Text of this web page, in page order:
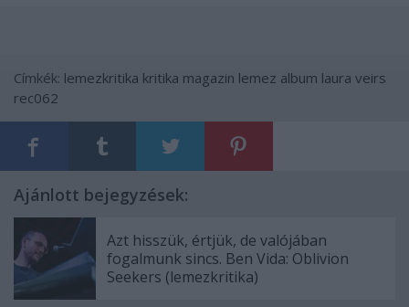
Címkék: lemezkritika kritika magazin lemez album laura veirs
rec062
Ajánlott bejegyzések:
Azt hisszük, értjük, de valójában
fogalmunk sincs. Ben Vida: Oblivion
Seekers (lemezkritika)